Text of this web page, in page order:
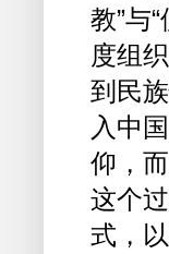
教”与
度组
到民
入中
仰，
这个
式，